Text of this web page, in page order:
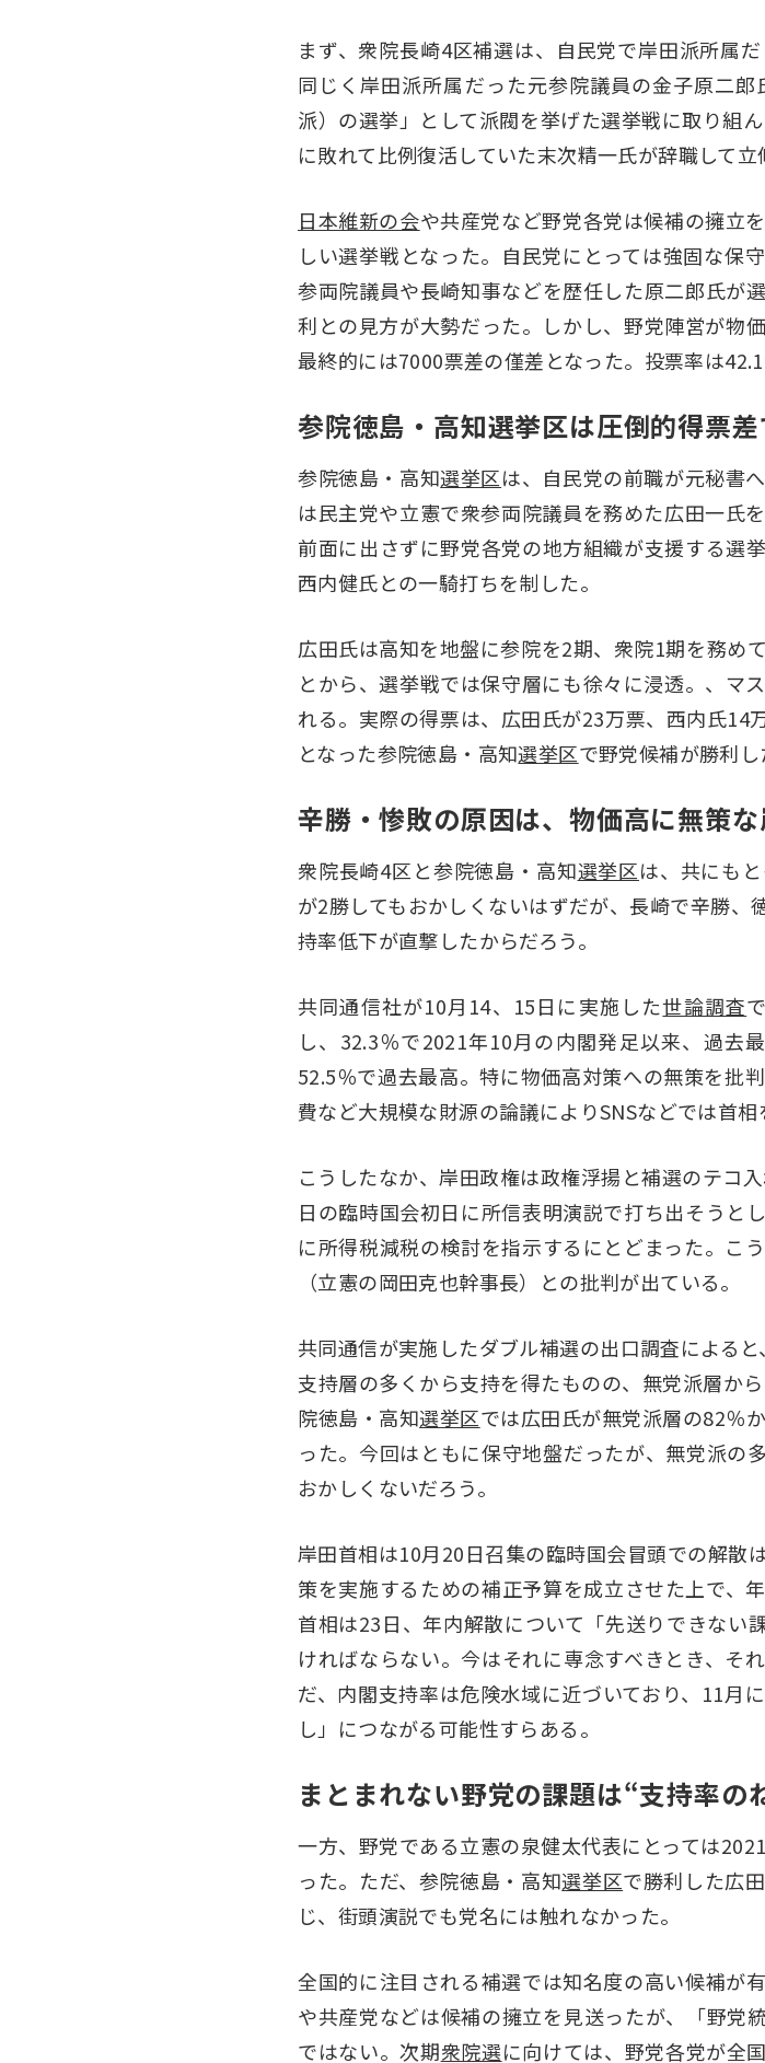
まず、衆院長崎4区補選は、自民党で岸田派所属
同じく岸田派所属だった元参院議員の金子原二
派）の選挙」として派閥を挙げた選挙戦に取り組ん
に敗れて比例復活していた末次精一氏が辞職して立
日本維新の会や共産党など野党各党は候補の擁立
しい選挙戦となった。自民党にとっては強固な保
参両院議員や長崎知事などを歴任した原二郎氏が
利との見方が大勢だった。しかし、野党陣営が物
最終的には7000票差の僅差となった。投票率は
参院徳島・高知選挙区は圧倒的得票
参院徳島・高知選挙区は、自民党の前職が元秘書
は民主党や立憲で衆参両院議員を務めた広田一氏
前面に出さずに野党各党の地方組織が支援する選
西内健氏との一騎打ちを制した。
広田氏は高知を地盤に参院を2期、衆院1期を務め
とから、選挙戦では保守層にも徐々に浸透。、マ
れる。実際の得票は、広田氏が23万票、西内氏
となった参院徳島・高知選挙区で野党候補が勝利し
辛勝・惨敗の原因は、物価高に無策
衆院長崎4区と参院徳島・高知選挙区は、共にも
が2勝してもおかしくないはずだが、長崎で辛勝
持率低下が直撃したからだろう。
共同通信社が10月14、15日に実施した世論調査
し、32.3％で2021年10月の内閣発足以来、過去
52.5％で過去最高。特に物価高対策への無策を批
費など大規模な財源の論議によりSNSなどでは首
こうしたなか、岸田政権は政権浮揚と補選のテコ
日の臨時国会初日に所信表明演説で打ち出そうと
に所得税減税の検討を指示するにとどまった。こ
（立憲の岡田克也幹事長）との批判が出ている。
共同通信が実施したダブル補選の出口調査による
支持層の多くから支持を得たものの、無党派層か
院徳島・高知選挙区では広田氏が無党派層の82％
った。今回はともに保守地盤だったが、無党派の
おかしくないだろう。
岸田首相は10月20日召集の臨時国会冒頭での解散
策を実施するための補正予算を成立させた上で、
首相は23日、年内解散について「先送りできない
ければならない。今はそれに専念すべきとき、そ
だ、内閣支持率は危険水域に近づいており、11月
し」につながる可能性すらある。
まとまれない野党の課題は“支持率の
一方、野党である立憲の泉健太代表にとっては
った。ただ、参院徳島・高知選挙区で勝利した広
じ、街頭演説でも党名には触れなかった。
全国的に注目される補選では知名度の高い候補が
や共産党などは候補の擁立を見送ったが、「野党
ではない。次期衆院選に向けては、野党各党が全